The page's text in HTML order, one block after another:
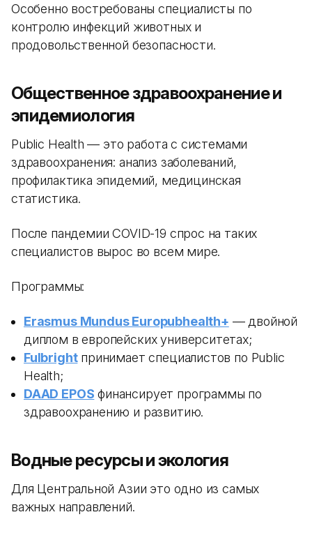
Особенно востребованы специалисты по
контролю инфекций животных и
продовольственной безопасности.
Общественное здравоохранение и
эпидемиология
Public Health — это работа с системами
здравоохранения: анализ заболеваний,
профилактика эпидемий, медицинская
статистика.
После пандемии COVID-19 спрос на таких
специалистов вырос во всем мире.
Программы:
Erasmus Mundus Europubhealth+ — двойной
диплом в европейских университетах;
Fulbrightпринимает специалистов по Public
Health;
DAAD EPOS финансирует программы по
здравоохранению и развитию.
Водные ресурсы и экология
Для Центральной Азии это одно из самых
важных направлений.